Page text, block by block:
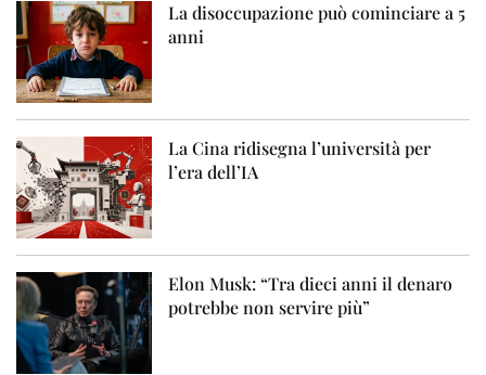
La disoccupazione può cominciare a 5
anni
La Cina ridisegna l’università per
l’era dell’IA
Elon Musk: “Tra dieci anni il denaro
potrebbe non servire più”